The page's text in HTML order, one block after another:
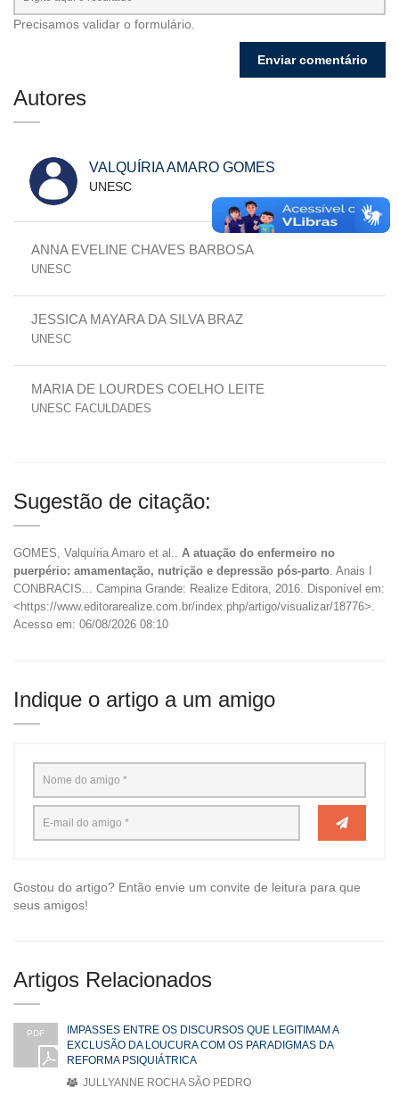
Precisamos validar o formulário.
Autores
VALQUÍRIA AMARO GOMES
UNESC
ANNA EVELINE CHAVES BARBOSA
UNESC
JESSICA MAYARA DA SILVA BRAZ
UNESC
MARIA DE LOURDES COELHO LEITE
UNESC FACULDADES
Sugestão de citação:
GOMES, Valquíria Amaro et al.. A atuação do enfermeiro no
puerpério: amamentação, nutrição e depressão pós-parto . Anais I
CONBRACIS... Campina Grande: Realize Editora, 2016. Disponível em:
<https://www.editorarealize.com.br/index.php/artigo/visualizar/18776>.
Acesso em: 06/08/2026 08:10
Indique o artigo a um amigo
Gostou do artigo? Então envie um convite de leitura para que
seus amigos!
Artigos Relacionados
PDF
IMPASSES ENTRE OS DISCURSOS QUE LEGITIMAM A
EXCLUSÃO DA LOUCURA COM OS PARADIGMAS DA
REFORMA PSIQUIÁTRICA
JULLYANNE ROCHA SÃO PEDRO